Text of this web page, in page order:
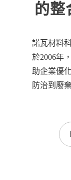
的整
諾瓦材料
於2006年
助企業優
防治到廢